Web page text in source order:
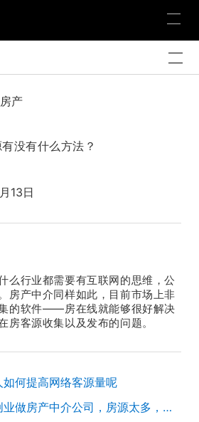
产
没有什么方法？
13日
么行业都需要有互联网的思维，公
房产中介同样如此，目前市场上非
的软件——房在线就能够很好解决
房客源收集以及发布的问题。
如何提高网络客源量呢
刚刚创业做房产中介公司，房源太多，很难管理怎么办？